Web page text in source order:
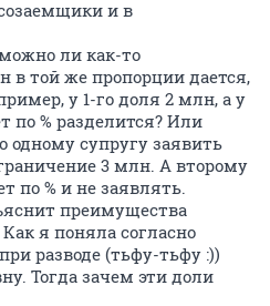
и в
ли как-то
в той же пропорции дается,
у 1-го доля 2 млн, а у
по % разделится? Или
одному супругу заявить
3 млн. А второму
по % и не заявлять.
преимущества
я поняла согласно
разводе (тьфу-тьфу :))
Тогда зачем эти доли